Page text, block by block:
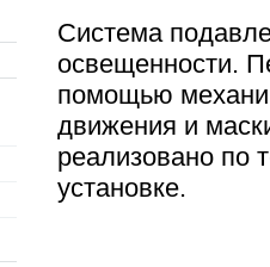
Система
освещенности.
помощью
движения и
реализовано по
установке.